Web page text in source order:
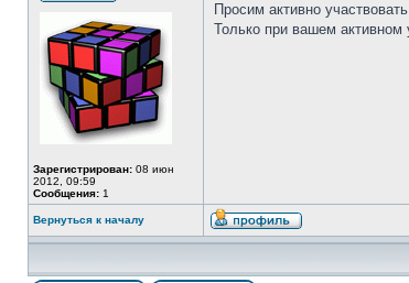
Зарегистрирован: 08 июн
2012, 09:59
Сообщения: 1
Просим активно
Только при вашем активном
Вернуться к началу